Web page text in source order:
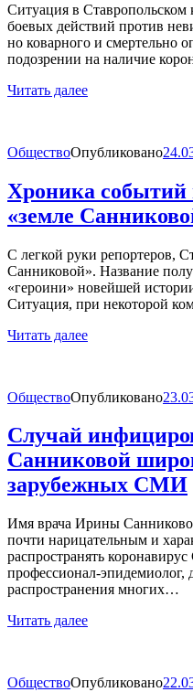
Ситуация в Ставропольском
боевых действий против
но коварного и смертельно
подозрении на наличие
Читать далее
ОбществоОпубликовано
Хроника событий
«земле
С легкой руки репортеров,
Санниковой». Название
«героини» новейшей
Ситуация, при некоторой
Читать далее
ОбществоОпубликовано
Случай
Санниковой
зарубежных СМИ
Имя врача Ирины
почти нарицательным и
распространять
профессионал-эпидемиолог,
распространения многих…
Читать далее
ОбществоОпубликовано